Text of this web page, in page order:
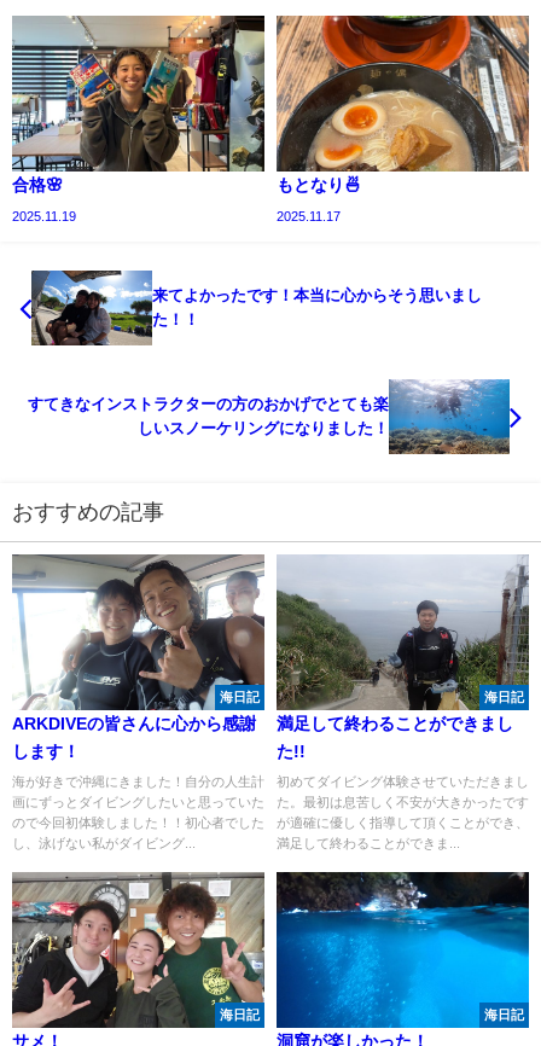
合格🌸
2025.11.19
もとなり🍜
2025.11.17
来てよかったです！本当に心からそう思いまし
た！！
すてきなインストラクターの方のおかげでとても楽
しいスノーケリングになりました！
おすすめの記事
海日記
ARKDIVEの皆さんに心から感謝
します！
海が好きで沖縄にきました！自分の人生計
画にずっとダイビングしたいと思っていた
ので今回初体験しました！！初心者でした
し、泳げない私がダイビング...
海日記
満足して終わることができまし
た!!
初めてダイビング体験させていただきまし
た。最初は息苦しく不安が大きかったです
が適確に優しく指導して頂くことができ、
満足して終わることができま...
海日記
サメ！
海日記
洞窟が楽しかった！